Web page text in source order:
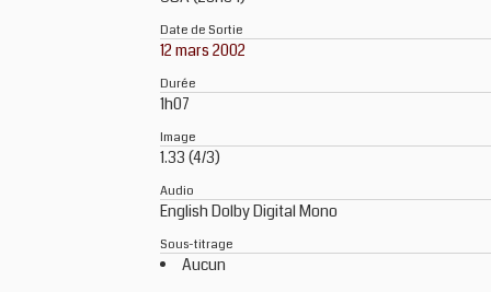
Date de Sortie
12 mars 2002
Durée
1h07
Image
1.33 (4/3)
Audio
English Dolby Digital Mono
Sous-titrage
Aucun